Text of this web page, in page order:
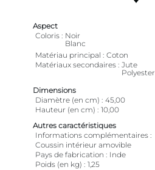
Aspect
Coloris
Noir
Blanc
Matériau principal
Coton
Matériaux secondaires Jute
Polyester
Dimensions
Diamètre (en cm)
45,00
Hauteur (en cm)
10,00
Autres caractéristiques
Informations complémentaires
Coussin intérieur amovible
Pays de fabrication
Inde
Poids (en kg)
1,25